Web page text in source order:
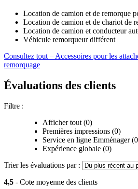
Location de camion et de remorque
Location de camion et de chariot de
Location de camion et conducteur
Véhicule remorqueur différent
Consultez tout – Accessoires pour les
remorquage
Évaluations des clients
Filtre :
Afficher tout (0)
Premières impressions (0)
Service en ligne Emménager
Expérience globale (0)
Trier les évaluations par :
4,5 - Cote moyenne des clients